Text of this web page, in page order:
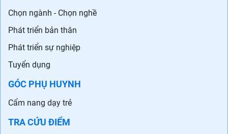
Chọn ngành - Chọn nghề
Phát triển bản thân
Phát triển sự nghiệp
Tuyển dụng
GÓC PHỤ HUYNH
Cẩm nang dạy trẻ
TRA CỨU ĐIỂM